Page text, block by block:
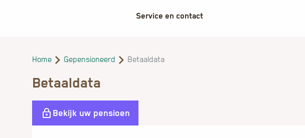
Service en contact
Betaaldata
Bekijk uw pensioen